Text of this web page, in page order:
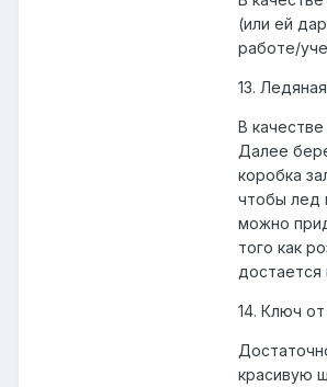
(или ей
работе/
13.
В
Далее
коробка
чтобы лед
можно
того как
достается
14. Ключ
красивую